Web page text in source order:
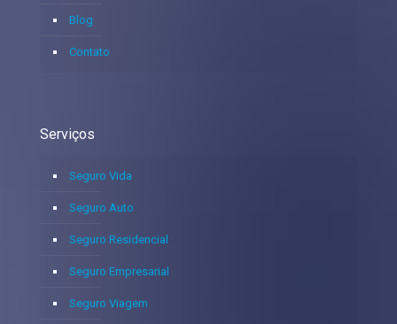
Blog
Contato
Serviços
Seguro Vida
Seguro Auto
Seguro Residencial
Seguro Empresarial
Seguro Viagem